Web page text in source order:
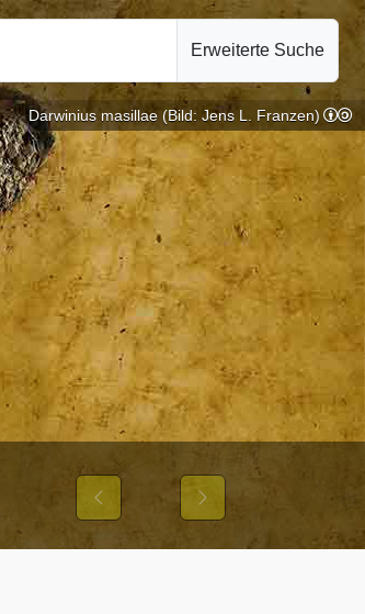
Erweiterte Suche
Previous Next
Darwinius masillae (Bild: Jens L. Franzen)